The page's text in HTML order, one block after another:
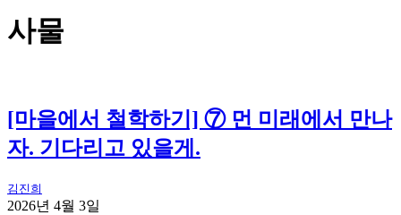
사물
[마을에서 철학하기] ⑦ 먼 미래에서 만나
자. 기다리고 있을게.
김진희
2026년 4월 3일